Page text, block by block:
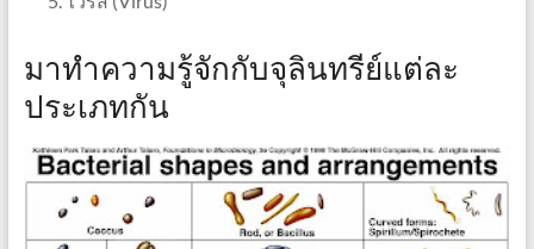
มาทำความรู้จักกับจุลินทรีย์แต่ละ
ประเภทกัน